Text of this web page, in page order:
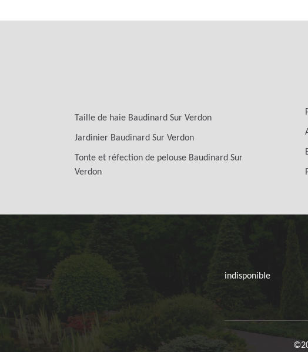
Taille de haie Baudinard Sur Verdon
Jardinier Baudinard Sur Verdon
Tonte et réfection de pelouse Baudinard Sur
Verdon
indisponible